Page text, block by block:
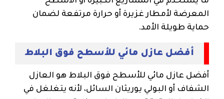
المعرضة لأمطار غزيرة أو حرارة مرتفعة لضمان
حماية طويلة الأمد.
أفضل عازل مائي للأسطح فوق البلاط
أفضل عازل مائي للأسطح فوق البلاط هو العازل
الشفاف أو البولي يوريثان السائل، لأنه يتغلغل في